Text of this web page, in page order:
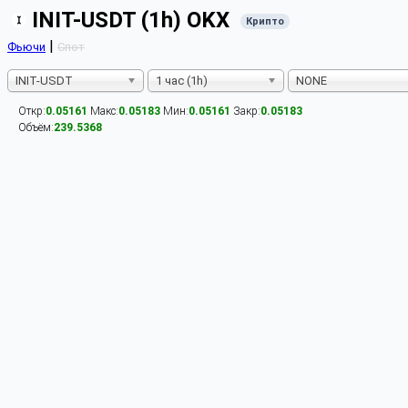
INIT-USDT (1h) OKX Крипто
Фьючи | Спот
INIT-USDT 1 час (1h) NONE
Откр:0.05161 Макс:0.05183 Мин:0.05161 Закр:0.05183
Объём:239.5368